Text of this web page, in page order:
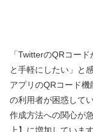
「TwitterのQRコー
と手軽にしたい」と
アプリのQRコード機
の利用者が困惑して
作成方法への関心が